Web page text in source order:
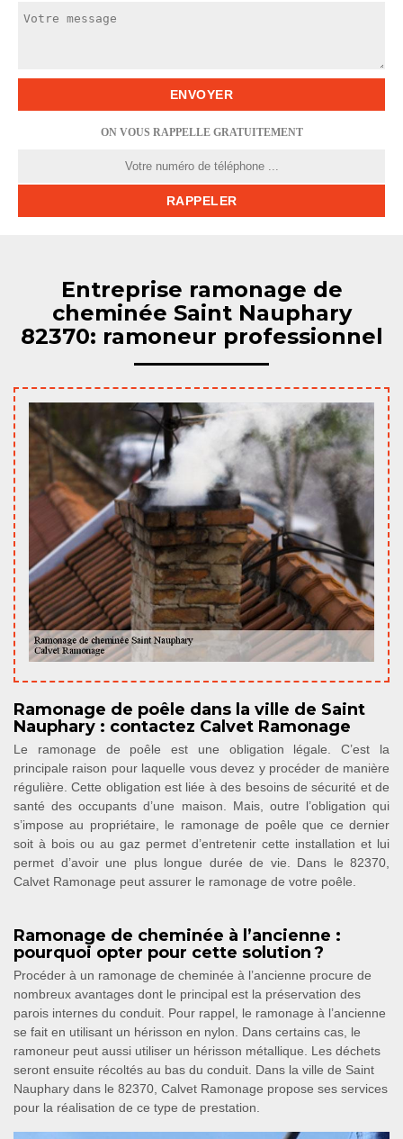
ON VOUS RAPPELLE GRATUITEMENT
Entreprise ramonage de
cheminée Saint Nauphary
82370: ramoneur professionnel
Ramonage de poêle dans la ville de Saint
Nauphary : contactez Calvet Ramonage
Le ramonage de poêle est une obligation légale. C’est la
principale raison pour laquelle vous devez y procéder de manière
régulière. Cette obligation est liée à des besoins de sécurité et de
santé des occupants d’une maison. Mais, outre l’obligation qui
s’impose au propriétaire, le ramonage de poêle que ce dernier
soit à bois ou au gaz permet d’entretenir cette installation et lui
permet d’avoir une plus longue durée de vie. Dans le 82370,
Calvet Ramonage peut assurer le ramonage de votre poêle.
Ramonage de cheminée à l’ancienne :
pourquoi opter pour cette solution ?
Procéder à un ramonage de cheminée à l’ancienne procure de
nombreux avantages dont le principal est la préservation des
parois internes du conduit. Pour rappel, le ramonage à l’ancienne
se fait en utilisant un hérisson en nylon. Dans certains cas, le
ramoneur peut aussi utiliser un hérisson métallique. Les déchets
seront ensuite récoltés au bas du conduit. Dans la ville de Saint
Nauphary dans le 82370, Calvet Ramonage propose ses services
pour la réalisation de ce type de prestation.